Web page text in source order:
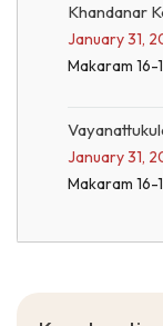
Khandanar
January 31,
Makaram
January 31,
Makaram